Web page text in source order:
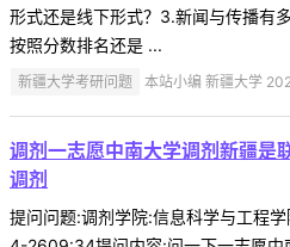
形式还是线下形式？3.新闻与传播有
按照分数排名还是 ...
新疆大学考研问题 本站小编 新疆大学
调剂一志愿中南大学调剂新疆
调剂
提问问题:调剂学院:信息科学与工程